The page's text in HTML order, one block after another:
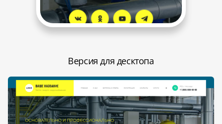
Версия для десктопа